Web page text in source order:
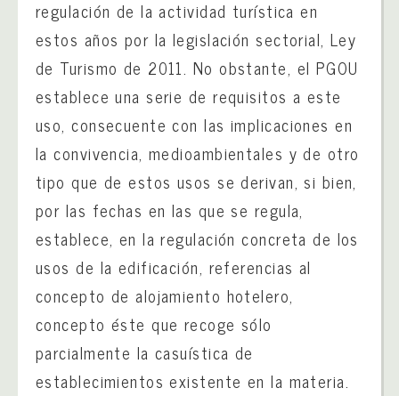
regulación de la actividad turística en
estos años por la legislación sectorial, Ley
de Turismo de 2011. No obstante, el PGOU
establece una serie de requisitos a este
uso, consecuente con las implicaciones en
la convivencia, medioambientales y de otro
tipo que de estos usos se derivan, si bien,
por las fechas en las que se regula,
establece, en la regulación concreta de los
usos de la edificación, referencias al
concepto de alojamiento hotelero,
concepto éste que recoge sólo
parcialmente la casuística de
establecimientos existente en la materia.